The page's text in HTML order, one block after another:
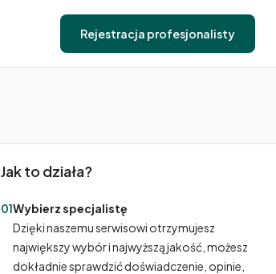
Rejestracja profesjonalisty
Jak to działa?
01Wybierz specjalistę
Dzięki naszemu serwisowi otrzymujesz
największy wybór i najwyższą jakość, możesz
dokładnie sprawdzić doświadczenie, opinie,